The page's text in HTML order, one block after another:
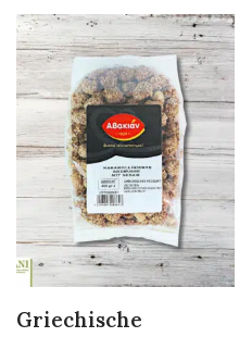
Griechische